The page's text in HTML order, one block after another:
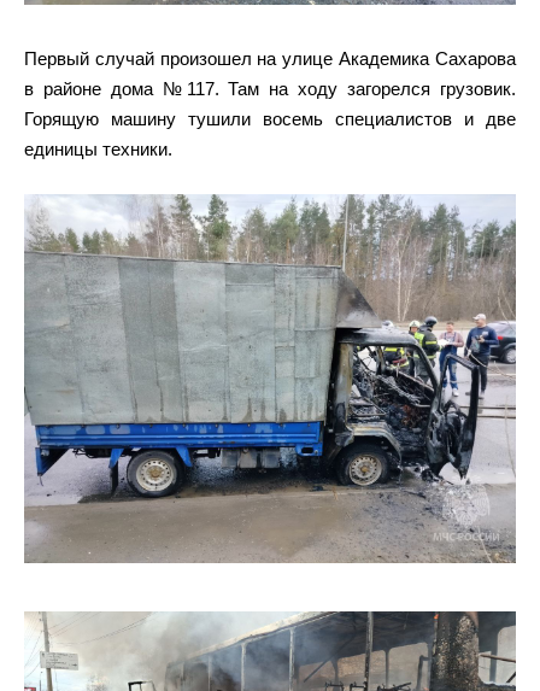
Первый случай произошел на улице Академика Сахарова
в районе дома №117. Там на ходу загорелся грузовик.
Горящую машину тушили восемь специалистов и две
единицы техники.